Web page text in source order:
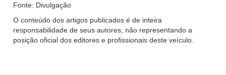
Fonte: Divulgação
O conteúdo dos artigos publicados é de inteira
responsabilidade de seus autores, não representando a
posição oficial dos editores e profissionais deste veículo.